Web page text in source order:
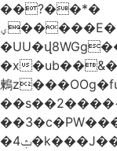
��?��*�
ؠ�����E�1R��#��Mǲ�a�w�Ua�z�.�SU�S��p���ǯ��yaa��Я�}
�x
鶫
�ݑ4�k���J�����FZ�xF��􊛣t�J�ߏC���yj�